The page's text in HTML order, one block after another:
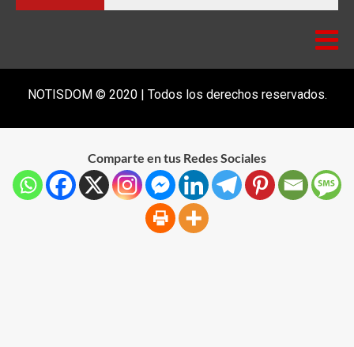
NOTISDOM © 2020 | Todos los derechos reservados.
Comparte en tus Redes Sociales